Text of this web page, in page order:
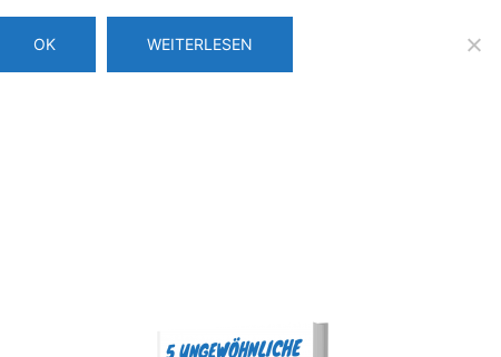
Über uns Login
OK WEITERLESEN